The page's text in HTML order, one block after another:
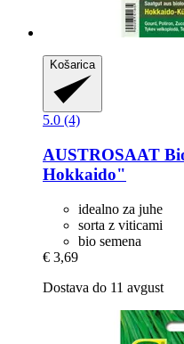
Košarica
5.0 (4)
AUSTROSAAT
Hokkaido"
idealno za juhe
sorta z viticami
bio semena
€ 3,69
Dostava do 11 avgust